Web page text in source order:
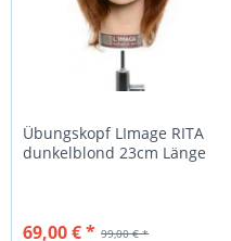
Übungskopf LImage RITA
dunkelblond 23cm Länge
99,00 € *
69,00 € *